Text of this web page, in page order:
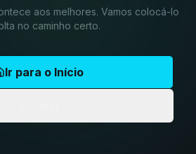
aos melhores. Vamos colocá-lo
no caminho certo.
Ir para o Início